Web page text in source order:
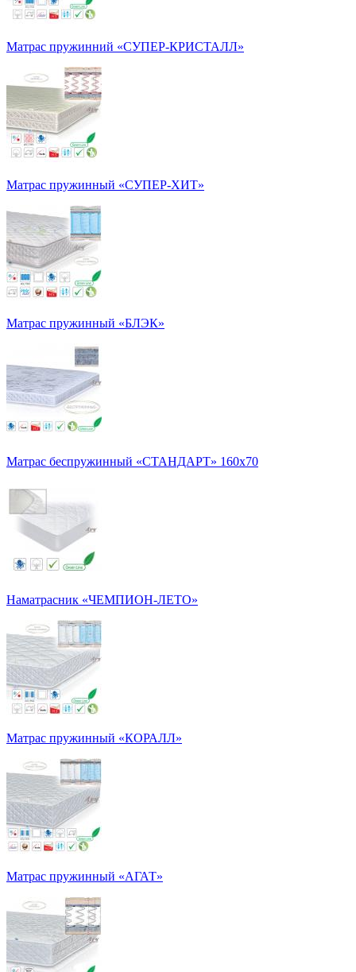
Матрас пружинний «СУПЕР-КРИСТАЛЛ»
Матрас пружинный «СУПЕР-ХИТ»
Матрас пружинный «БЛЭК»
Матрас беспружинный «СТАНДАРТ» 160х70
Наматрасник «ЧЕМПИОН-ЛЕТО»
Матрас пружинный «КОРАЛЛ»
Матрас пружинный «АГАТ»